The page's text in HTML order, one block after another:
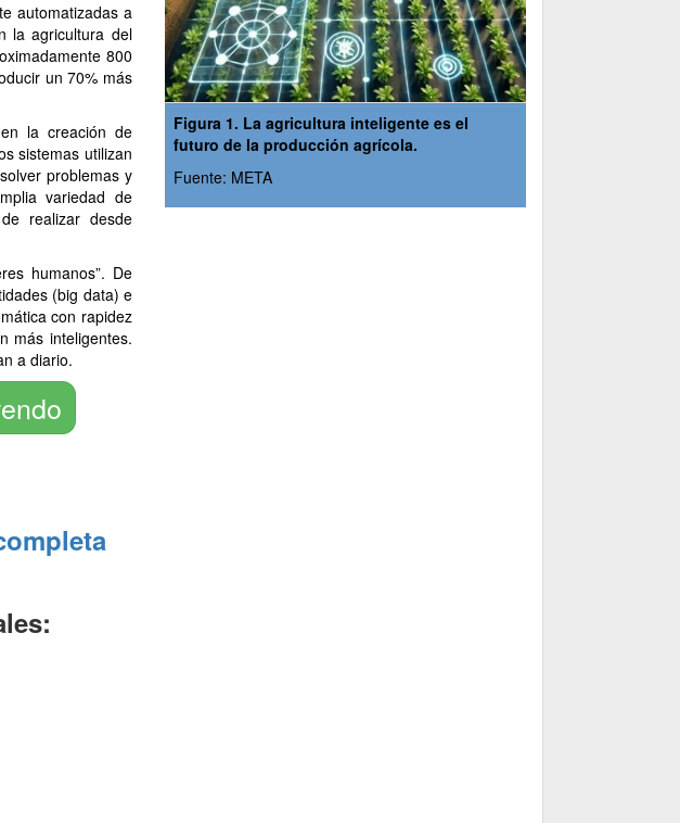
automatizadas a
la agricultura del
800
un 70% más
la creación de
sistemas utilizan
problemas y
variedad de
realizar desde
humanos”. De
(big data) e
con rapidez
más inteligentes.
a diario.
Figura 1. La agricultura inteligente es el
futuro de la producción agrícola.
Fuente: META